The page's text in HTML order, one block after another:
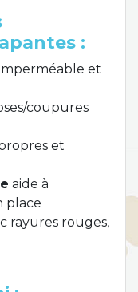
:
et
coupures
et
aide à
place
rayures rouges,